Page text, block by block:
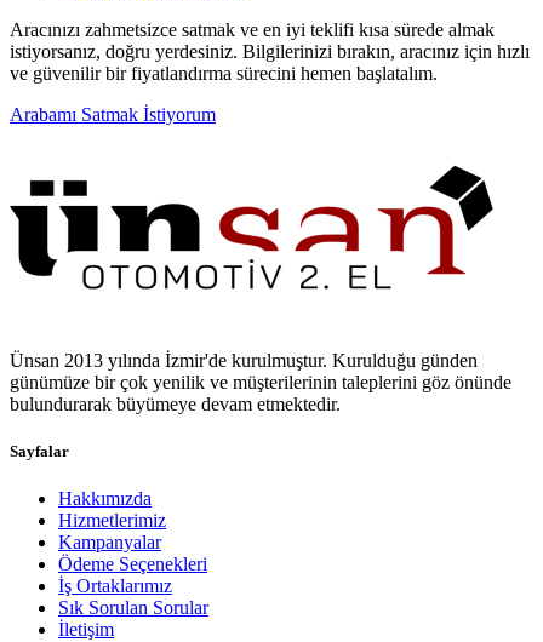
Aracınızı zahmetsizce satmak ve en iyi teklifi kısa sürede almak
istiyorsanız, doğru yerdesiniz. Bilgilerinizi bırakın, aracınız için hızlı
ve güvenilir bir fiyatlandırma sürecini hemen başlatalım.
Arabamı Satmak İstiyorum
Ünsan 2013 yılında İzmir'de kurulmuştur. Kurulduğu günden
günümüze bir çok yenilik ve müşterilerinin taleplerini göz önünde
bulundurarak büyümeye devam etmektedir.
Sayfalar
Hakkımızda
Hizmetlerimiz
Kampanyalar
Ödeme Seçenekleri
İş Ortaklarımız
Sık Sorulan Sorular
İletişim